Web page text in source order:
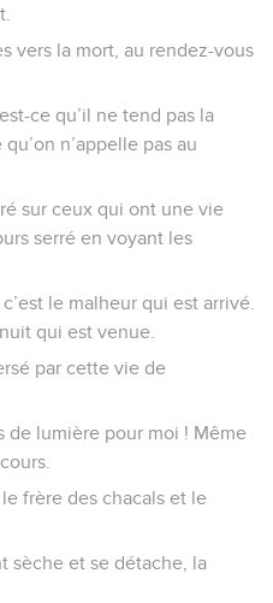
vers la mort, au rendez-vous
ce qu’il ne tend pas la
n’appelle pas au
sur ceux qui ont une vie
serré en voyant les
le malheur qui est arrivé.
qui est venue.
par cette vie de
de lumière pour moi ! Même
frère des chacals et le
sèche et se détache, la